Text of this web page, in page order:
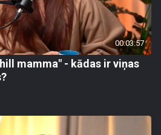
00:03:57
mamma" - kādas ir viņas